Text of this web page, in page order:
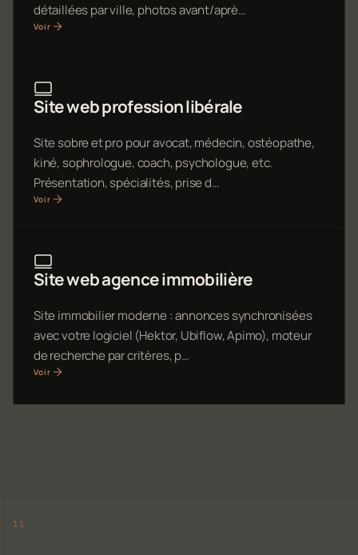
détaillées par ville, photos avant/aprè…
Voir
Site web profession libérale
Site sobre et pro pour avocat, médecin, ostéopathe,
kiné, sophrologue, coach, psychologue, etc.
Présentation, spécialités, prise d…
Voir
Site web agence immobilière
Site immobilier moderne : annonces synchronisées
avec votre logiciel (Hektor, Ubiflow, Apimo), moteur
de recherche par critères, p…
Voir